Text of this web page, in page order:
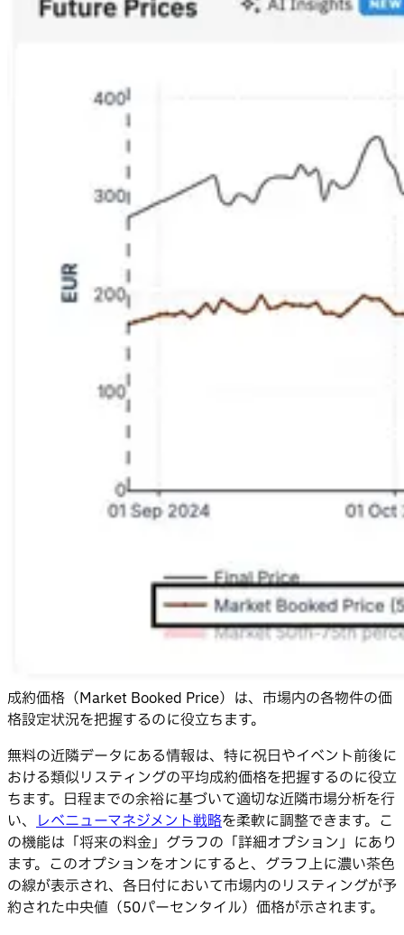
成約価格（Market Booked Price）は、市場内の各物件の価
格設定状況を把握するのに役立ちます。
無料の近隣データにある情報は、特に祝日やイベント前後に
おける類似リスティングの平均成約価格を把握するのに役立
ちます。日程までの余裕に基づいて適切な近隣市場分析を行
い、 レベニューマネジメント戦略を柔軟に調整できます。こ
の機能は「将来の料金」グラフの「詳細オプション」にあり
ます。このオプションをオンにすると、グラフ上に濃い茶色
の線が表示され、各日付において市場内のリスティングが予
約された中央値（50パーセンタイル）価格が示されます。